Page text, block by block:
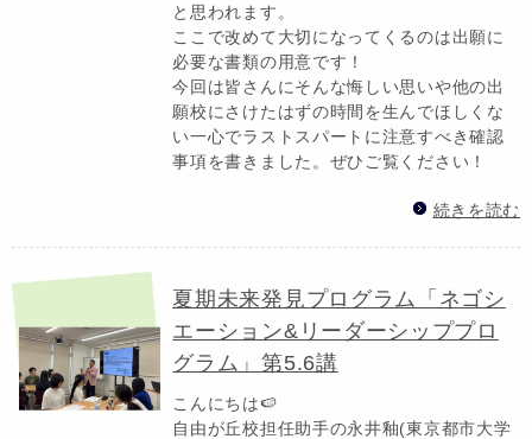
と思われます。
ここで改めて大切になってくるのは出願に
必要な書類の用意です！
今回は皆さんにそんな悔しい思いや他の出
願校にさけたはずの時間を生んでほしくな
い一心でラストスパートに注意すべき確認
事項を書きました。ぜひご覧ください！
続きを読む
夏期未来発見プログラム「ネゴシ
エーション&リーダーシッププロ
グラム」第5.6講
こんにちは🍉
自由が丘校担任助手の永井釉(東京都市大学